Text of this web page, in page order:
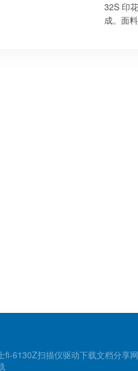
32S 印
成。面
fi-6130Z扫描仪驱动下载文档分享网